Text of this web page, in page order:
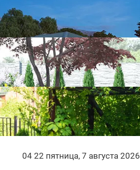
04 22 пятница, 7 августа 2026